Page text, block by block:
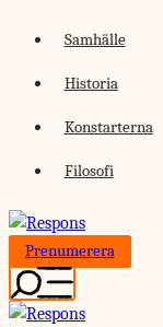
content
Samhälle
Historia
Konstarterna
Filosofi
Prenumerera